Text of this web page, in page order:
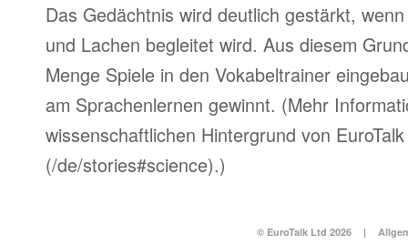
Das Gedächtnis wird deutlich gestärkt,
und Lachen begleitet wird. Aus diesem
Menge Spiele in den Vokabeltrainer
am Sprachenlernen gewinnt. (Mehr
wissenschaftlichen Hintergrund von
(/de/stories#science).)
© EuroTalk Ltd 2026 |